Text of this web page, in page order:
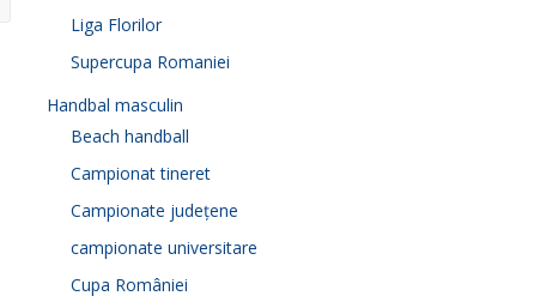
Liga Florilor
Supercupa Romaniei
Handbal masculin
Beach handball
Campionat tineret
Campionate județene
campionate universitare
Cupa României